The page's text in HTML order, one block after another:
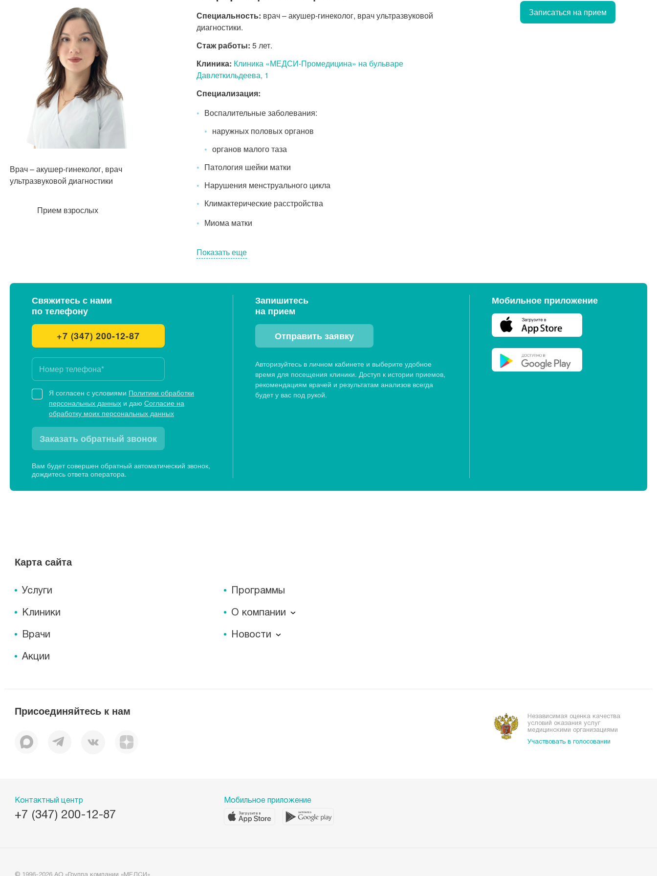
Врач – акушер-гинеколог, врач
ультразвуковой диагностики
Прием взрослых
Специальность: врач – акушер-гинеколог, врач ультразвуковой
диагностики.
Стаж работы: 5 лет.
Клиника: Клиника «МЕДСИ-Промедицина» на бульваре
Давлеткильдеева, 1
Специализация:
Воспалительные заболевания:
наружных половых органов
органов малого таза
Патология шейки матки
Нарушения менструального цикла
Климактерические расстройства
Миома матки
Показать еще
Записаться на прием
Свяжитесь с нами
по телефону
+7 (347) 200-12-87
Я согласен с условиями Политики обработки
персональных данных и даю Согласие на
обработку моих персональных данных
Заказать обратный звонок
Вам будет совершен обратный автоматический звонок,
дождитесь ответа оператора.
Запишитесь
на прием
Отправить заявку
Авторизуйтесь в личном кабинете и выберите удобное
время для посещения клиники. Доступ к истории приемов,
рекомендациям врачей и результатам анализов всегда
будет у вас под рукой.
Мобильное приложение
Карта сайта
Услуги
Клиники
Врачи
Акции
Программы
О компании
О компании
Отзывы
Новости
Присоединяйтесь к нам
Независимая оценка качества
условий оказания услуг
медицинскими организациями
Участвовать в голосовании
Контактный центр
+7 (347) 200-12-87
Мобильное приложение